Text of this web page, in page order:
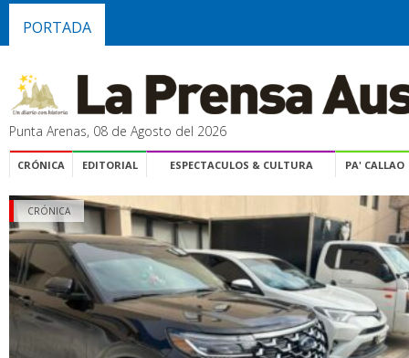
PORTADA
Punta Arenas, 08 de Agosto del 2026
CRÓNICA EDITORIAL ESPECTACULOS & CULTURA PA' CALLAO
CRÓNICA